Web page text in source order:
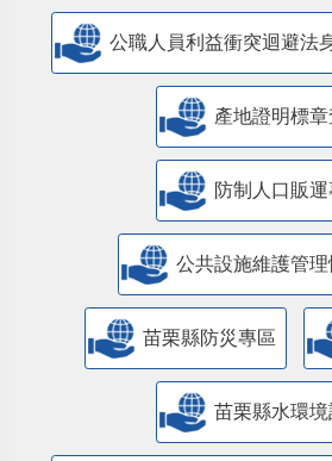
公職人員利益衝突迴避法
產地證明標章
防制人口販運
公共設施維護管
苗栗縣防災專區
苗栗縣水環